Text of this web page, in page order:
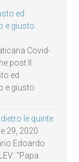
ed
e giusto
Covid-
post Il
ed
e giusto
le quinte
29, 2020
Edoardo
“Papa